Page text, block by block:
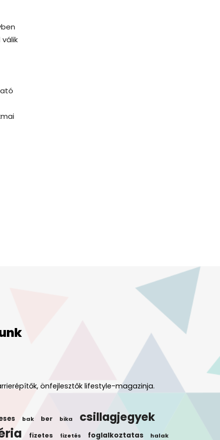
önfejlesztők lifestyle-magazinja.
bak ber bika csillagjegyek
fizetes fizetés foglalkoztatas halak